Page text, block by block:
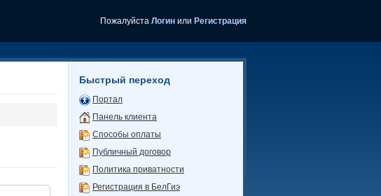
Пожалуйста Логин или Регистрация
Быстрый переход
Портал
Панель клиента
Способы оплаты
Публичный договор
Политика приватности
Регистрация в БелГиэ